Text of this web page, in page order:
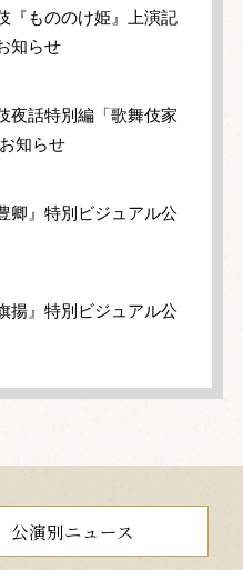
『もののけ姫』上演記
知らせ
夜話特別編「歌舞伎家
知らせ
卿』特別ビジュアル公
揚』特別ビジュアル公
公演別ニュース